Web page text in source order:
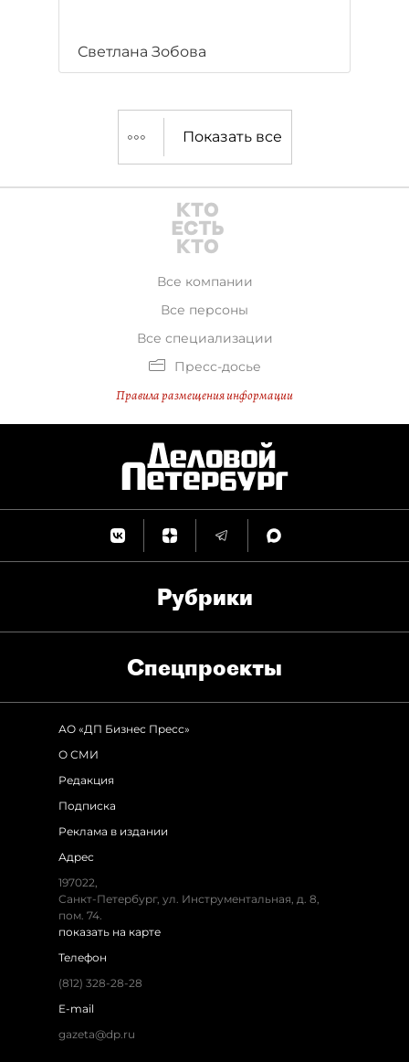
Светлана Зобова
Показать все
Все компании
Все персоны
Все специализации
Пресс-досье
Правила размещения информации
Рубрики
Спец­проекты
АО «ДП Бизнес Пресс»
О СМИ
Редакция
Подписка
Реклама в издании
Адрес
197022,
Санкт-Петербург, ул. Инструментальная, д. 8,
пом. 74.
показать на карте
Телефон
(812) 328-28-28
E-mail
gazeta@dp.ru